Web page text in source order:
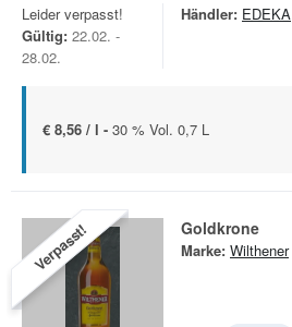
Leider verpasst!
Gültig: 22.02. -
28.02.
Händler: EDEKA
€ 8,56 / l - 30 % Vol. 0,7 L
Verpasst! Goldkrone
Marke: Wilthener